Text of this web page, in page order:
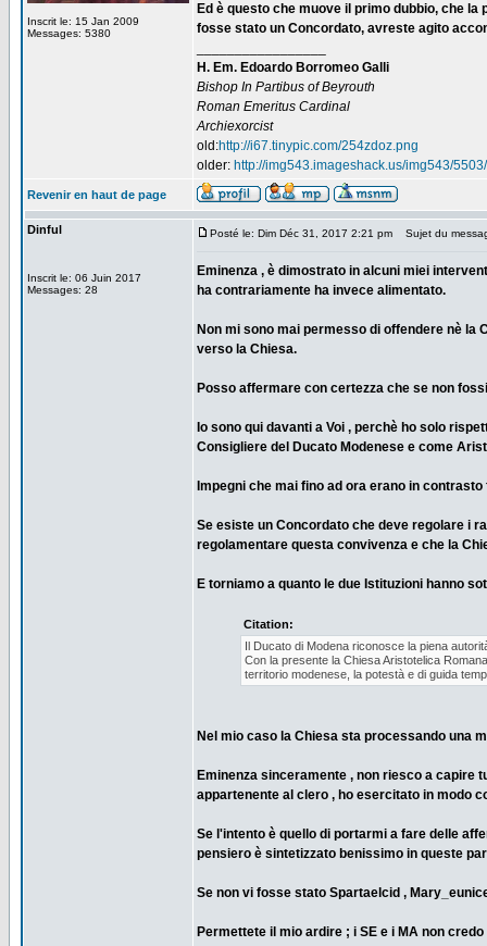
Inscrit le: 15 Jan 2009
Messages: 5380
Ed è questo che muove il primo dubbio, che
fosse stato un Concordato, avreste agito
H. Em. Edoardo Borromeo Galli
Bishop In Partibus of Beyrouth
Roman Emeritus Cardinal
Archiexorcist
old:http://i67.tinypic.com/254zdoz.png
older: http://img543.imageshack.us/img543/
Revenir en haut de page
Dinful
Inscrit le: 06 Juin 2017
Messages: 28
Posté le: Dim Déc 31, 2017 2:21 pm Sujet du
Eminenza , è dimostrato in alcuni miei
ha contrariamente ha invece alimentato.
Non mi sono mai permesso di offendere nè
verso la Chiesa.
Posso affermare con certezza che se non
Io sono qui davanti a Voi , perchè ho solo
Consigliere del Ducato Modenese e come
Impegni che mai fino ad ora erano in
Se esiste un Concordato che deve regolare i
regolamentare questa convivenza e che la
E torniamo a quanto le due Istituzioni hanno
Citation:
Il Ducato di Modena riconosce la piena
Con la presente la Chiesa Aristotelica
territorio modenese, la potestà e di guida
Nel mio caso la Chiesa sta processando una
Eminenza sinceramente , non riesco a capire
appartenente al clero , ho esercitato in modo
Se l'intento è quello di portarmi a fare delle
pensiero è sintetizzato benissimo in queste
Se non vi fosse stato Spartaelcid ,
Permettete il mio ardire ; i SE e i MA non